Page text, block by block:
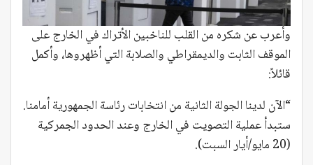
وأعرب عن شكره من القلب للناخبين الأتراك في الخارج على
الموقف الثابت والديمقراطي والصلابة التي أظهروها، وأكمل
قائلاً:
“الآن لدينا الجولة الثانية من انتخابات رئاسة الجمهورية أمامنا.
ستبدأ عملية التصويت في الخارج وعند الحدود الجمركية
(20 مايو/أيار السبت).